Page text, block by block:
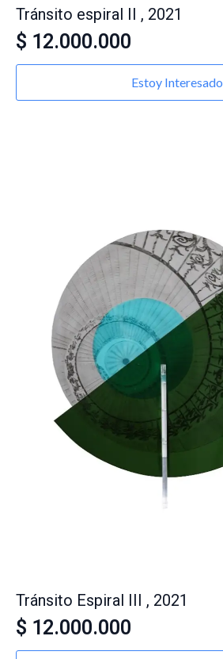
Tránsito espiral II , 2021
$ 12.000.000
Estoy Interesado
Tránsito Espiral III , 2021
$ 12.000.000